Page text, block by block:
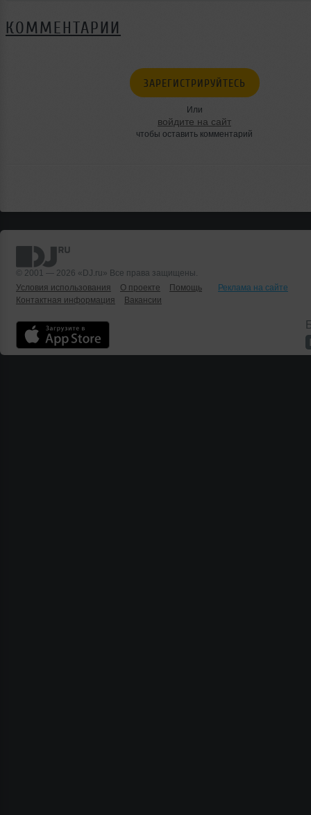
КОММЕНТАРИИ
ЗАРЕГИСТРИРУЙТЕСЬ
Или
войдите на сайт
чтобы оставить комментарий
© 2001 — 2026 «DJ.ru» Все права защищены.
Условия использования
О проекте Помощь
Реклама на сайте
Контактная информация
Вакансии